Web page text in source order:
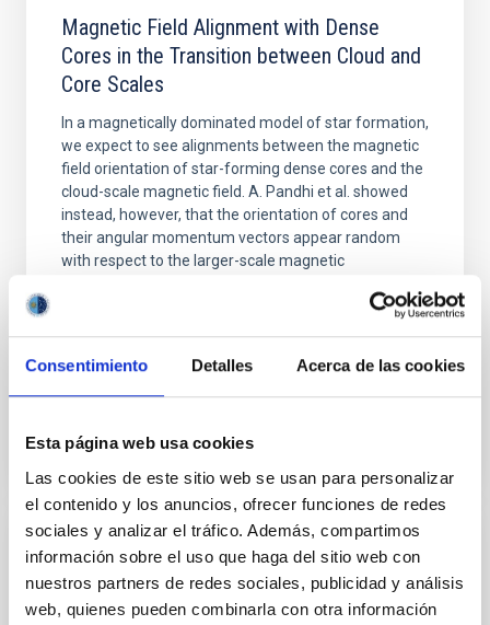
Consentimiento Detalles Acerca de las cookies
Esta página web usa cookies
Las cookies de este sitio web se usan para personalizar
el contenido y los anuncios, ofrecer funciones de redes
sociales y analizar el tráfico. Además, compartimos
información sobre el uso que haga del sitio web con
nuestros partners de redes sociales, publicidad y análisis
web, quienes pueden combinarla con otra información
Magnetic Field Alignment with Dense
Cores in the Transition between Cloud and
Core Scales
In a magnetically dominated model of star formation,
we expect to see alignments between the magnetic
field orientation of star-forming dense cores and the
cloud-scale magnetic field. A. Pandhi et al. showed
instead, however, that the orientation of cores and
their angular momentum vectors appear random
with respect to the larger-scale magnetic
Fecha de publicación: 5 2026
CON ÁRBITRO
Clues to inside-out quenching in quiescent
galaxies at 1.2 ≲ z ≲ 2.2: Age, Fe-, and